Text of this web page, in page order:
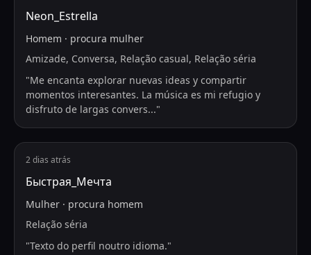
Neon_Estrella
Homem · procura mulher
Amizade, Conversa, Relação casual, Relação séria
"Me encanta explorar nuevas ideas y compartir
momentos interesantes. La música es mi refugio y
disfruto de largas convers..."
2 dias atrás
Быстрая_Мечта
Mulher · procura homem
Relação séria
"Texto do perfil noutro idioma."